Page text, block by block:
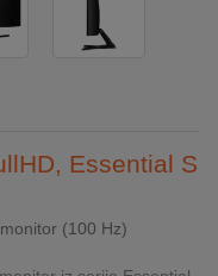
Essential S
(100 Hz)